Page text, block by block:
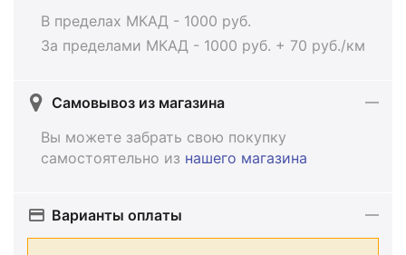
В пределах МКАД - 1000 руб.
За пределами МКАД - 1000 руб. + 70 руб./км
Самовывоз из магазина
Вы можете забрать свою покупку
самостоятельно из нашего магазина
Варианты оплаты